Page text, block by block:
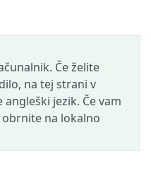
Če želite
na tej strani v
jezik. Če vam
na lokalno